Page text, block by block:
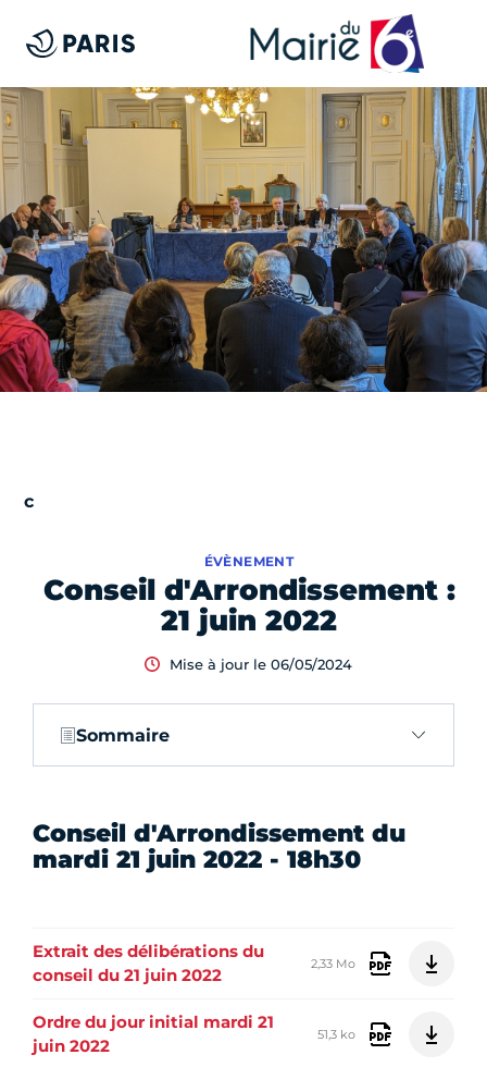
Conseil d'Arrondissement :
21 juin 2022
ÉVÈNEMENT
Mise à jour le 06/05/2024
Sommaire
Conseil d'Arrondissement du
mardi 21 juin 2022 - 18h30
Extrait des délibérations du
conseil du 21 juin 2022
2,33 Mo
Ordre du jour initial mardi 21
juin 2022
51,3 ko